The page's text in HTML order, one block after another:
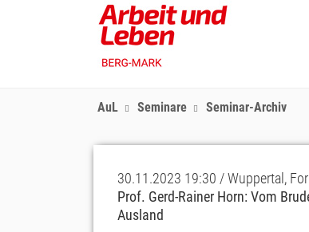
AuL Seminare Seminar-Archiv
30.11.2023 19:30 / Wuppertal,
Prof. Gerd-Rainer Horn: Vom
Ausland